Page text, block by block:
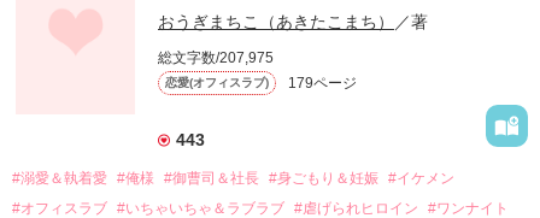
幼なじみの哲平に淡い恋心を抱いていた美桜。
しかし、ある出来事をきっかけに二人の関係は壊れてしまう。
関係修復もできないまま、美桜は両親の離婚によって
引っ越すことになり、哲平とも離れ離れになった。
それから約十二年後。
過去の傷から、二度と会いたくないと思っていた哲平に
運命のような再会を果たす。
おうぎまちこ（あきたこまち） ／著
総文字数/207,975
恋愛(オフィスラブ) 179ページ
443
#溺愛＆執着愛 #俺様 #御曹司＆社長 #身ごもり＆妊娠 #イケメン
#オフィスラブ #いちゃいちゃ＆ラブラブ #虐げられヒロイン
#ワンナイト